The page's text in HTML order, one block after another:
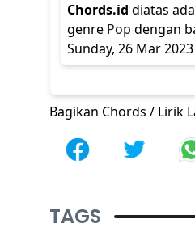
Chords.id diatas
genre Pop dengan
Sunday, 26 Mar
Bagikan Chords / Lirik
TAGS